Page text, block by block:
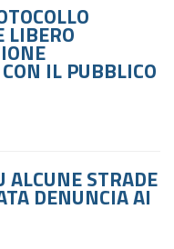
LIBERO
IL PUBBLICO
ALCUNE STRADE
DENUNCIA AI